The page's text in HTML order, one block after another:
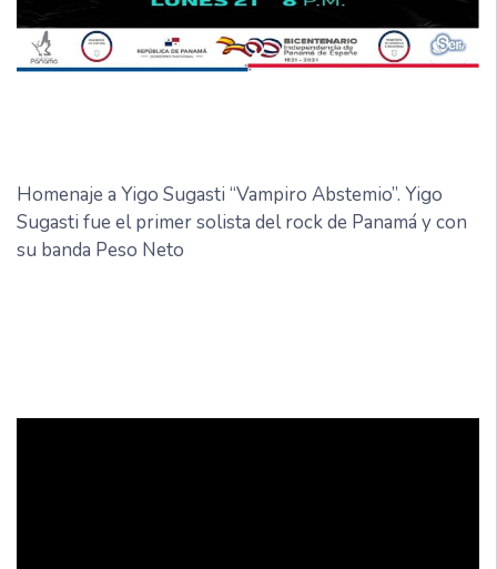
Homenaje a Yigo Sugasti “Vampiro Abstemio”. Yigo
Sugasti fue el primer solista del rock de Panamá y con
su banda Peso Neto